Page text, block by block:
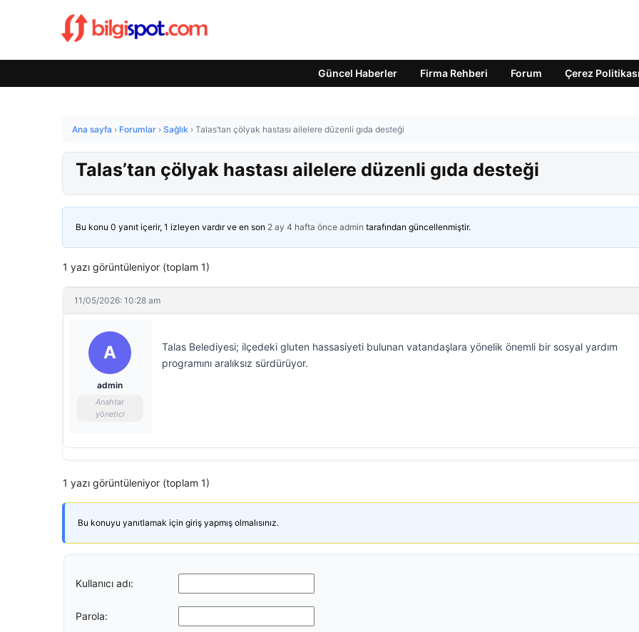
Güncel Haberler Firma Rehberi Forum Çerez Politikası
Ana sayfa › Forumlar › Sağlık › Talas’tan çölyak hastası ailelere düzenli gıda desteği
Talas’tan çölyak hastası ailelere düzenli gıda desteği
Bu konu 0 yanıt içerir, 1 izleyen vardır ve en son 2 ay 4 hafta önce admin tarafından güncellenmiştir.
1 yazı görüntüleniyor (toplam 1)
11/05/2026: 10:28 am
A
admin
Anahtar
yönetici
Talas Belediyesi; ilçedeki gluten hassasiyeti bulunan vatandaşlara yönelik önemli bir sosyal yardım
programını aralıksız sürdürüyor.
1 yazı görüntüleniyor (toplam 1)
Bu konuyu yanıtlamak için giriş yapmış olmalısınız.
Kullanıcı adı:
Parola: